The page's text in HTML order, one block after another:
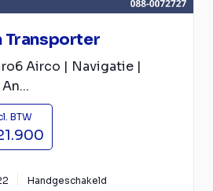
Transporter
Airco | Navigatie |
BTW
Handgeschakeld